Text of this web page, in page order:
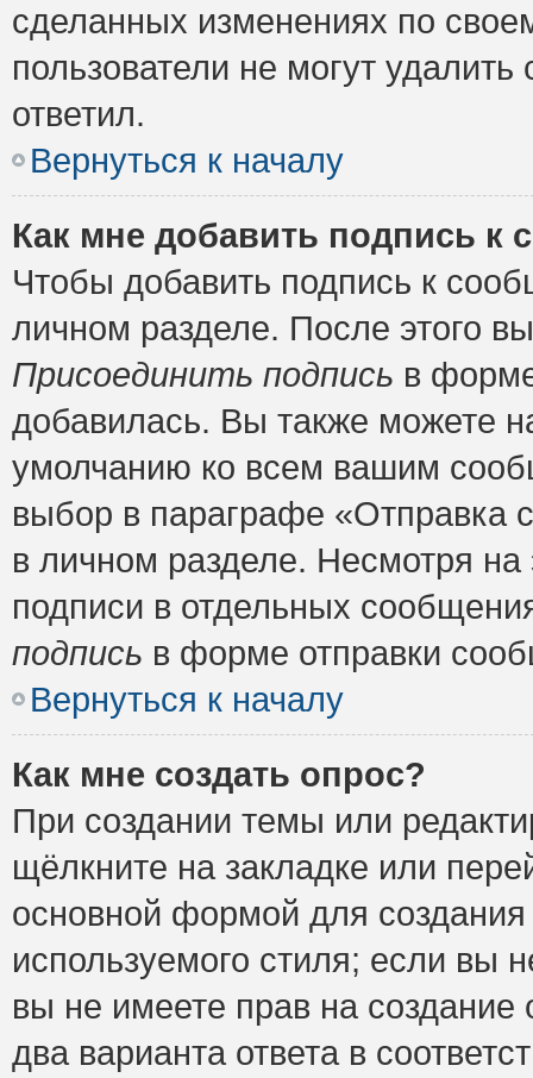
сделанных изменениях по
пользователи не могут
ответил.
Вернуться к началу
Как мне добавить подпись к
Чтобы добавить подпись к
личном разделе. После этого
Присоединить подпись в
добавилась. Вы также можете
умолчанию ко всем вашим
выбор в параграфе «Отправка
в личном разделе. Несмотря
подписи в отдельных
подпись в форме отправки
Вернуться к началу
Как мне создать опрос?
При создании темы или
щёлкните на закладке или
основной формой для
используемого стиля; если вы
вы не имеете прав на
два варианта ответа в